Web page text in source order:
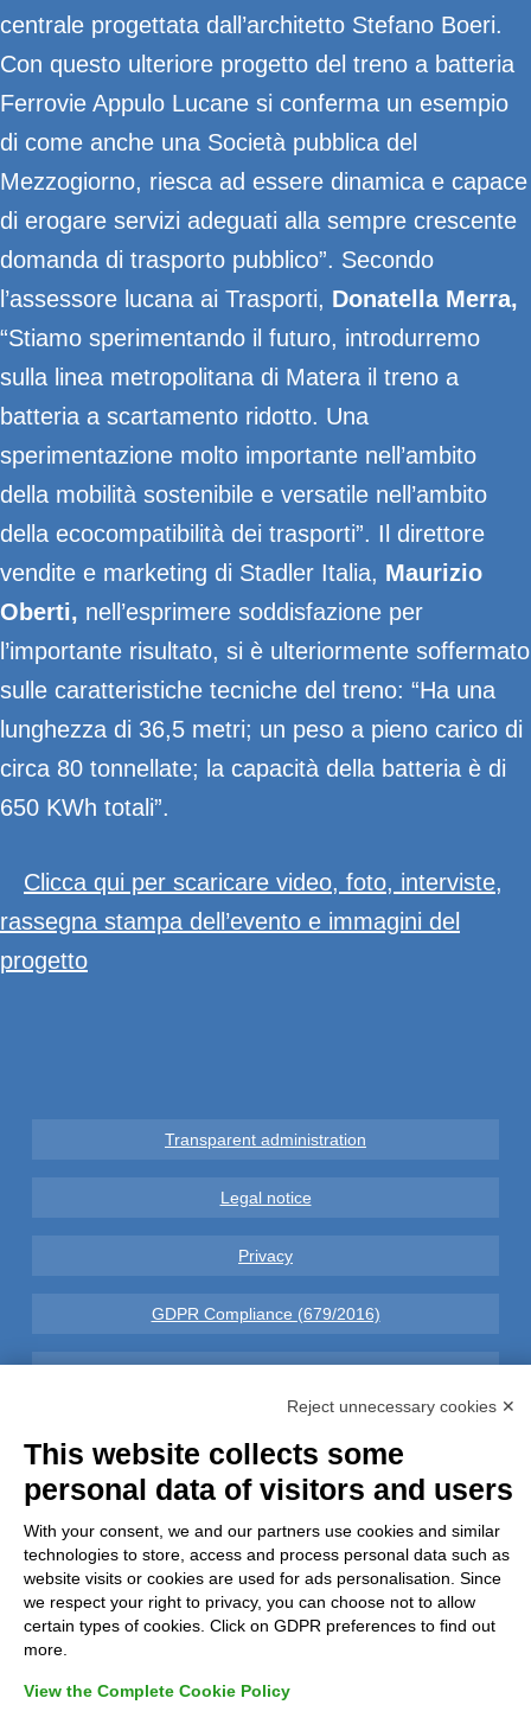
centrale progettata dall’architetto Stefano Boeri.
Con questo ulteriore progetto del treno a batteria
Ferrovie Appulo Lucane si conferma un esempio
di come anche una Società pubblica del
Mezzogiorno, riesca ad essere dinamica e capace
di erogare servizi adeguati alla sempre crescente
domanda di trasporto pubblico”. Secondo
l’assessore lucana ai Trasporti, Donatella Merra,
“Stiamo sperimentando il futuro, introdurremo
sulla linea metropolitana di Matera il treno a
batteria a scartamento ridotto. Una
sperimentazione molto importante nell’ambito
della mobilità sostenibile e versatile nell’ambito
della ecocompatibilità dei trasporti”. Il direttore
vendite e marketing di Stadler Italia, Maurizio
Oberti, nell’esprimere soddisfazione per
l’importante risultato, si è ulteriormente soffermato
sulle caratteristiche tecniche del treno: “Ha una
lunghezza di 36,5 metri; un peso a pieno carico di
circa 80 tonnellate; la capacità della batteria è di
650 KWh totali”.
Clicca qui per scaricare video, foto, interviste,
rassegna stampa dell’evento e immagini del
progetto
Transparent administration
Legal notice
Privacy
GDPR Compliance (679/2016)
Contacts
Azienda certificata UNI EN ISO 9001:2015
P.IVA 05538100727 - C.so Italia n.8 70123, BARI
Reject unnecessary cookies ✕
This website collects some
personal data of visitors and users
With your consent, we and our partners use cookies and similar
technologies to store, access and process personal data such as
website visits or cookies are used for ads personalisation. Since
we respect your right to privacy, you can choose not to allow
certain types of cookies. Click on GDPR preferences to find out
more.
View the Complete Cookie Policy